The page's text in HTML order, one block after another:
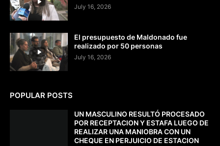
July 16, 2026
El presupuesto de Maldonado fue
realizado por 50 personas
July 16, 2026
POPULAR POSTS
UN MASCULINO RESULTÓ PROCESADO
POR RECEPTACION Y ESTAFA LUEGO DE
REALIZAR UNA MANIOBRA CON UN
CHEQUE EN PERJUICIO DE ESTACION